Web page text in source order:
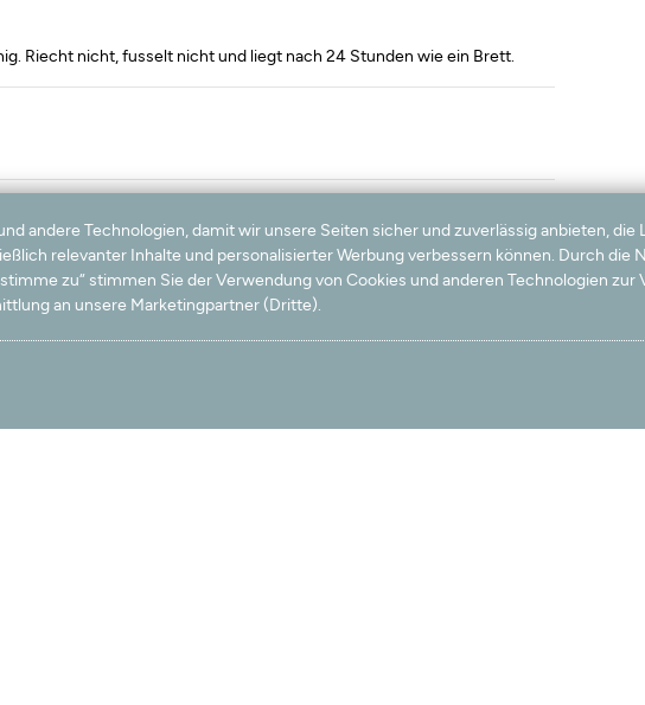
Riecht nicht, fusselt nicht und liegt nach 24 Stunden wie ein Brett.
Foto. Die Lieferung erfolgte kurzfristig. Wir haben viel Freude
andere Technologien, damit wir unsere Seiten sicher und zuverlässig anbieten, die
relevanter Inhalte und personalisierter Werbung verbessern können. Durch die
zu“ stimmen Sie der Verwendung von Cookies und anderen Technologien zur
an unsere Marketingpartner (Dritte).